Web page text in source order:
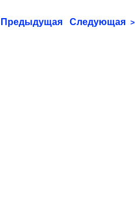
Предыдущая Следующая >